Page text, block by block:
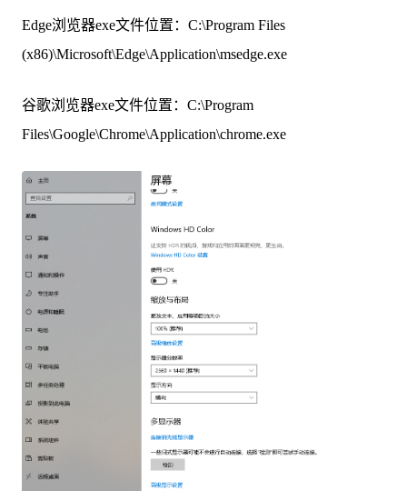
Edge浏览器exe文件位置：C:\Program Files
(x86)\Microsoft\Edge\Application\msedge.exe
谷歌浏览器exe文件位置：C:\Program
Files\Google\Chrome\Application\chrome.exe